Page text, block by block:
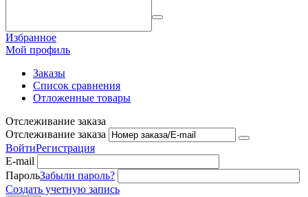
Избранное
Мой профиль
Заказы
Список сравнения
Отложенные товары
Отслеживание заказа
Отслеживание заказа
ВойтиРегистрация
E-mail
ПарольЗабыли пароль?
Создать учетную запись